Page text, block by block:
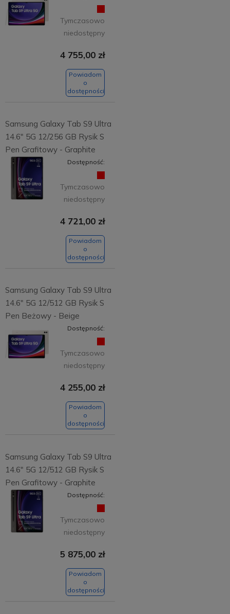
Tymczasowo
niedostępny
4 755,00 zł
Powiadom
o
dostępności
Samsung Galaxy Tab S9 Ultra
14.6" 5G 12/256 GB Rysik S
Pen Grafitowy - Graphite
Dostępność:
Tymczasowo
niedostępny
4 721,00 zł
Powiadom
o
dostępności
Samsung Galaxy Tab S9 Ultra
14.6" 5G 12/512 GB Rysik S
Pen Beżowy - Beige
Dostępność:
Tymczasowo
niedostępny
4 255,00 zł
Powiadom
o
dostępności
Samsung Galaxy Tab S9 Ultra
14.6" 5G 12/512 GB Rysik S
Pen Grafitowy - Graphite
Dostępność:
Tymczasowo
niedostępny
5 875,00 zł
Powiadom
o
dostępności